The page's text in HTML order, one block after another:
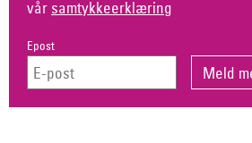
vår samtykkeerklæring
Epost